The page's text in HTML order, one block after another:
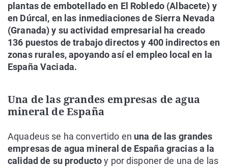
plantas de embotellado en El Robledo (Albacete) y
en Dúrcal, en las inmediaciones de Sierra Nevada
(Granada) y su actividad empresarial ha creado
136 puestos de trabajo directos y 400 indirectos en
zonas rurales, apoyando así el empleo local en la
España Vaciada.
Una de las grandes empresas de agua
mineral de España
Aquadeus se ha convertido en una de las grandes
empresas de agua mineral de España gracias a la
calidad de su productoy por disponer de una de las